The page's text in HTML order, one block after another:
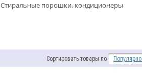
Стиральные порошки, кондиционеры
Сортировать товары по